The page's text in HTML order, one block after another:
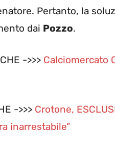
Pertanto, la
dai Pozzo.
->>> Calciomercato
->>> Crotone,
inarrestabile”